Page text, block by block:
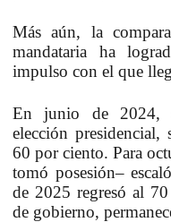
Más aún, la
mandataria ha
impulso con el que
En junio de 2024,
elección presidencial,
60 por ciento.Para
tomó posesión–
de 2025 regresó al
de gobierno,